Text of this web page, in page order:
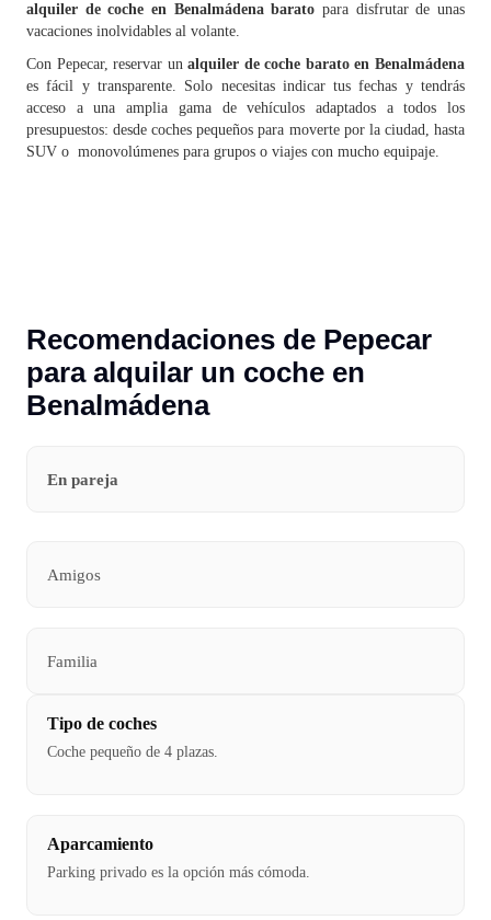
alquiler de coche en Benalmádena barato para disfrutar de unas
vacaciones inolvidables al volante.
Con Pepecar, reservar unalquiler de coche barato en Benalmádena
es fácil y transparente. Solo necesitas indicar tus fechas y tendrás
acceso a una amplia gama de vehículos adaptados a todos los
presupuestos: desde coches pequeños para moverte por la ciudad, hasta
SUV o monovolúmenes para grupos o viajes con mucho equipaje.
Recomendaciones de Pepecar
para alquilar un coche en
Benalmádena
En pareja
Amigos
Familia
Tipo de coches
Coche pequeño de 4 plazas.
Aparcamiento
Parking privado es la opción más cómoda.